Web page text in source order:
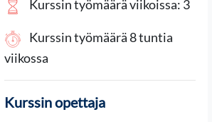
Kurssin työmäärä viikoissa: 3
Kurssin työmäärä 8 tuntia
viikossa
Kurssin opettaja